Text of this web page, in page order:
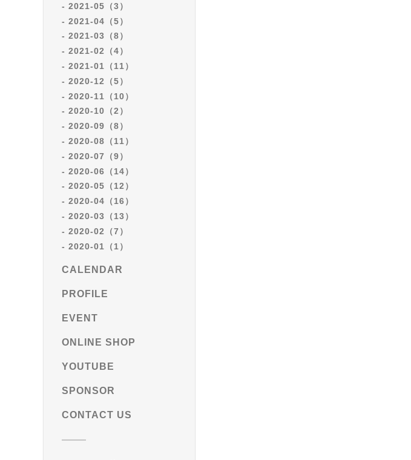
2021-05（3）
2021-04（5）
2021-03（8）
2021-02（4）
2021-01（11）
2020-12（5）
2020-11（10）
2020-10（2）
2020-09（8）
2020-08（11）
2020-07（9）
2020-06（14）
2020-05（12）
2020-04（16）
2020-03（13）
2020-02（7）
2020-01（1）
CALENDAR
PROFILE
EVENT
ONLINE SHOP
YOUTUBE
SPONSOR
CONTACT US